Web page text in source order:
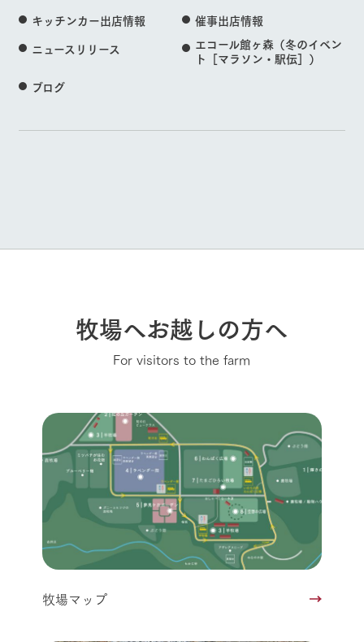
キッチンカー出店情報
催事出店情報
ニュースリリース
エコール館ヶ森（冬のイベン
ト［マラソン・駅伝］）
ブログ
牧場へお越しの方へ
For visitors to the farm
牧場マップ